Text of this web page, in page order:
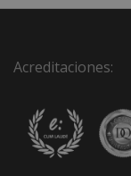
Acreditaciones: